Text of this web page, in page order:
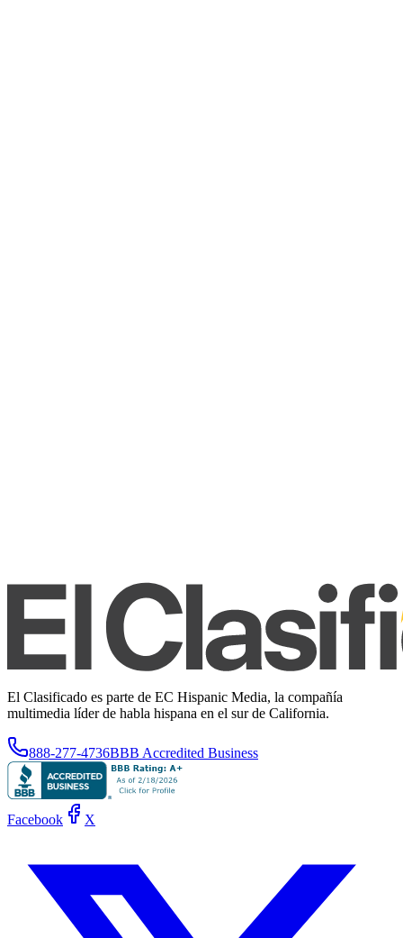
El Clasificado es parte de EC Hispanic Media, la compañía
multimedia líder de habla hispana en el sur de California.
888-277-4736BBB Accredited Business
Facebook X